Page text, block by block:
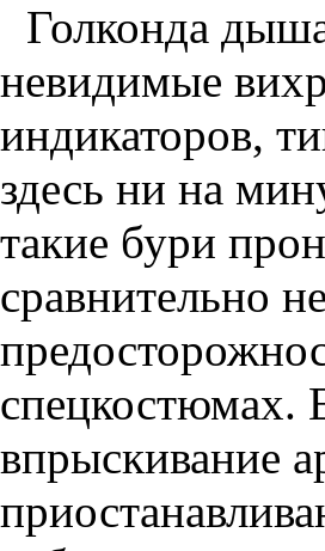
Голконда
невидимые
индикаторов,
здесь ни на
такие бури
сравнительно
спецкостюмах.
впрыскивание